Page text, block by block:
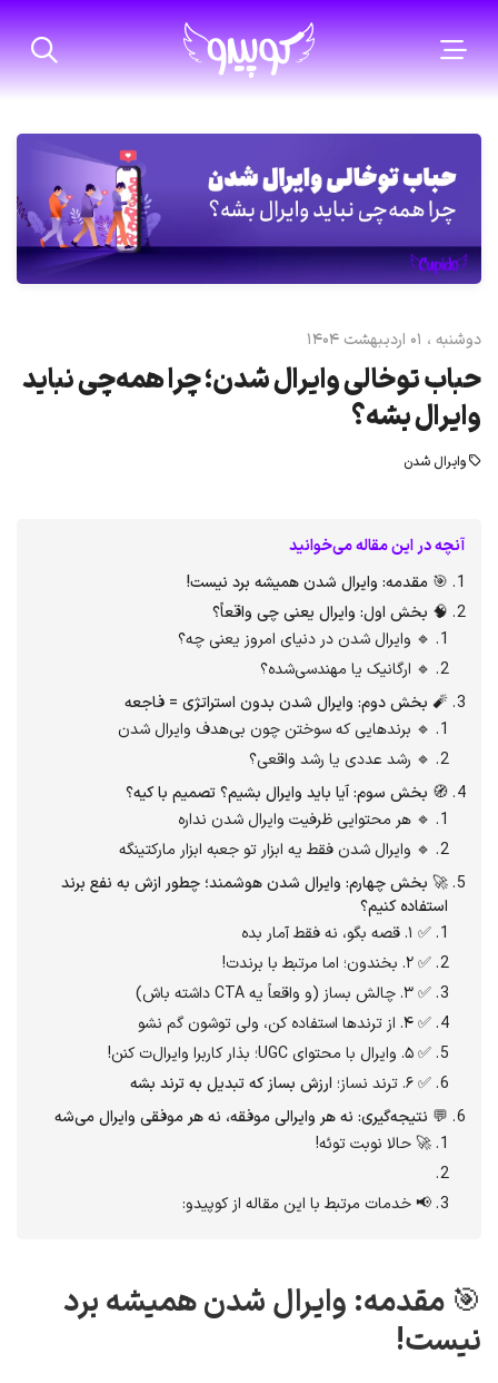
دوشنبه ، 01 ارديبهشت 1404
حباب توخالی وایرال شدن؛ چرا همه‌چی نباید
وایرال بشه؟
وایرال شدن
آنچه در این مقاله می‌خوانید
🎯 مقدمه: وایرال شدن همیشه برد نیست!
🧠 بخش اول: وایرال یعنی چی واقعاً؟
🔹 وایرال شدن در دنیای امروز یعنی چه؟
🔹 ارگانیک یا مهندسی‌شده؟
🧨 بخش دوم: وایرال شدن بدون استراتژی = فاجعه
🔹 برندهایی که سوختن چون بی‌هدف وایرال شدن
🔹 رشد عددی یا رشد واقعی؟
🧭 بخش سوم: آیا باید وایرال بشیم؟ تصمیم با کیه؟
🔹 هر محتوایی ظرفیت وایرال شدن نداره
🔹 وایرال شدن فقط یه ابزار تو جعبه‌ ابزار مارکتینگه
🚀 بخش چهارم: وایرال شدن هوشمند؛ چطور ازش به نفع برند
استفاده کنیم؟
✅ ۱. قصه بگو، نه فقط آمار بده
✅ ۲. بخندون؛ اما مرتبط با برندت!
✅ ۳. چالش بساز (و واقعاً یه CTA داشته باش)
✅ ۴. از ترندها استفاده کن، ولی توشون گم نشو
✅ ۵. وایرال با محتوای UGC؛ بذار کاربرا وایرال‌ت کنن!
✅ ۶. ترند نساز؛
ارزش بساز که تبدیل به ترند بشه
💬 نتیجه‌گیری: نه هر وایرالی موفقه، نه هر موفقی وایرال می‌شه
🚀 حالا نوبت توئه!
📢 خدمات مرتبط با این مقاله از کوپیدو:
🎯 مقدمه: وایرال شدن همیشه برد
نیست!